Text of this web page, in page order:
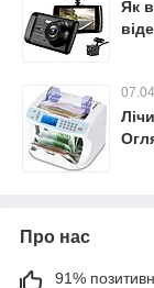
Як
Про нас
91%